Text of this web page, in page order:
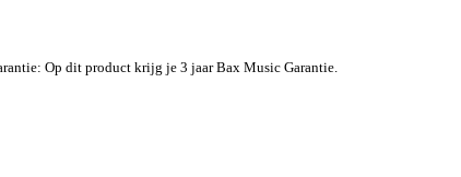
: Op dit product krijg je 3 jaar Bax Music Garantie.